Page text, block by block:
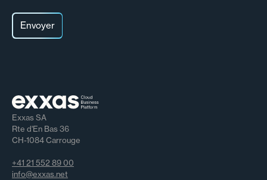
Exxas SA
Rte d'En Bas 36
CH-1084 Carrouge
+41 21 552 89 00
info@exxas.net